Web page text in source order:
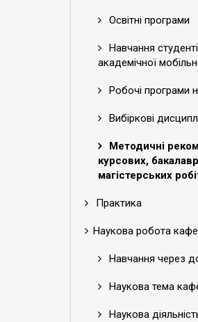
Освітні програми
Навчання
академічної
Робочі програми
Вибіркові
Методичні
курсових,
магістерських
Практика
Наукова робота
Навчання через
Наукова тема
Наукова